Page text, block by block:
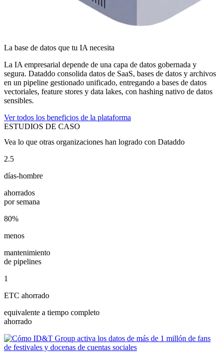
La base de datos que tu IA necesita
La IA empresarial depende de una capa de datos gobernada y
segura. Dataddo consolida datos de SaaS, bases de datos y archivos
en un pipeline gestionado unificado, entregando a bases de datos
vectoriales, feature stores y data lakes, con hashing nativo de datos
sensibles.
Ver todos los beneficios de la plataforma
ESTUDIOS DE CASO
Vea lo que otras organizaciones han logrado con Dataddo
2.5
días-hombre
ahorrados
por semana
80%
menos
mantenimiento
de pipelines
1
ETC ahorrado
equivalente a tiempo completo
ahorrado